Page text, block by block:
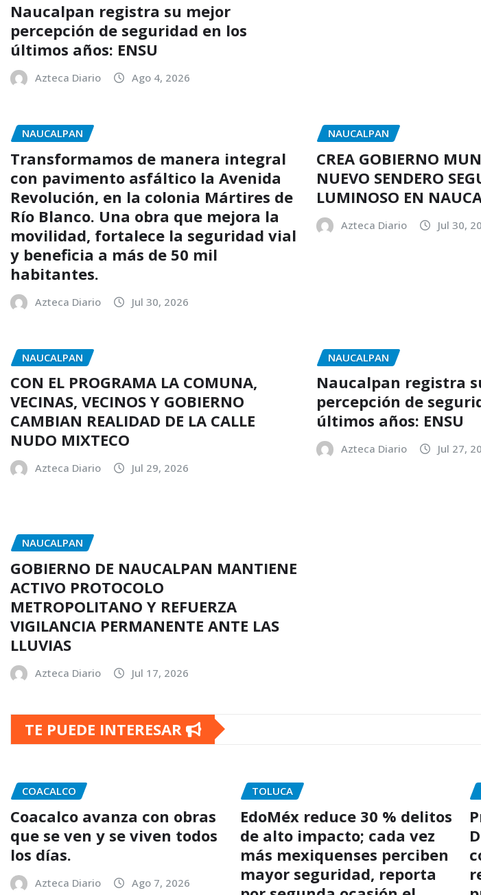
Naucalpan registra su mejor
percepción de seguridad en los
últimos años: ENSU
Azteca Diario Ago 4, 2026
NAUCALPAN
Transformamos de manera integral
con pavimento asfáltico la Avenida
Revolución, en la colonia Mártires de
Río Blanco. Una obra que mejora la
movilidad, fortalece la seguridad vial
y beneficia a más de 50 mil
habitantes.
Azteca Diario Jul 30, 2026
NAUCALPAN
CREA GOBIERNO
NUEVO SENDERO
LUMINOSO EN
Azteca Diario Jul 30,
NAUCALPAN
CON EL PROGRAMA LA COMUNA,
VECINAS, VECINOS Y GOBIERNO
CAMBIAN REALIDAD DE LA CALLE
NUDO MIXTECO
Azteca Diario Jul 29, 2026
NAUCALPAN
Naucalpan registra
percepción de
últimos años: ENSU
Azteca Diario Jul 27,
NAUCALPAN
GOBIERNO DE NAUCALPAN MANTIENE
ACTIVO PROTOCOLO
METROPOLITANO Y REFUERZA
VIGILANCIA PERMANENTE ANTE LAS
LLUVIAS
Azteca Diario Jul 17, 2026
TE PUEDE INTERESAR
COACALCO
Coacalco avanza con obras
que se ven y se viven todos
los días.
Azteca Diario Ago 7, 2026
TOLUCA
EdoMéx reduce 30 % delitos
de alto impacto; cada vez
más mexiquenses perciben
mayor seguridad, reporta